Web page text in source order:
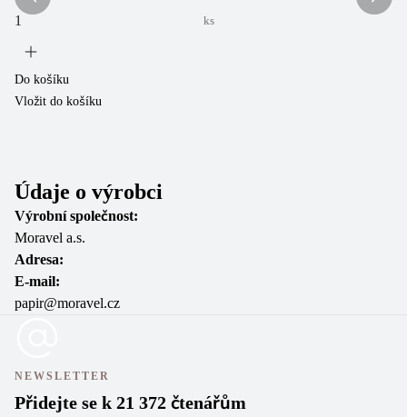
ks
Do košíku
Vložit do košíku
Údaje o výrobci
Výrobní společnost:
Moravel a.s.
Adresa:
E-mail:
papir@moravel.cz
NEWSLETTER
Přidejte se k 21 372 čtenářům